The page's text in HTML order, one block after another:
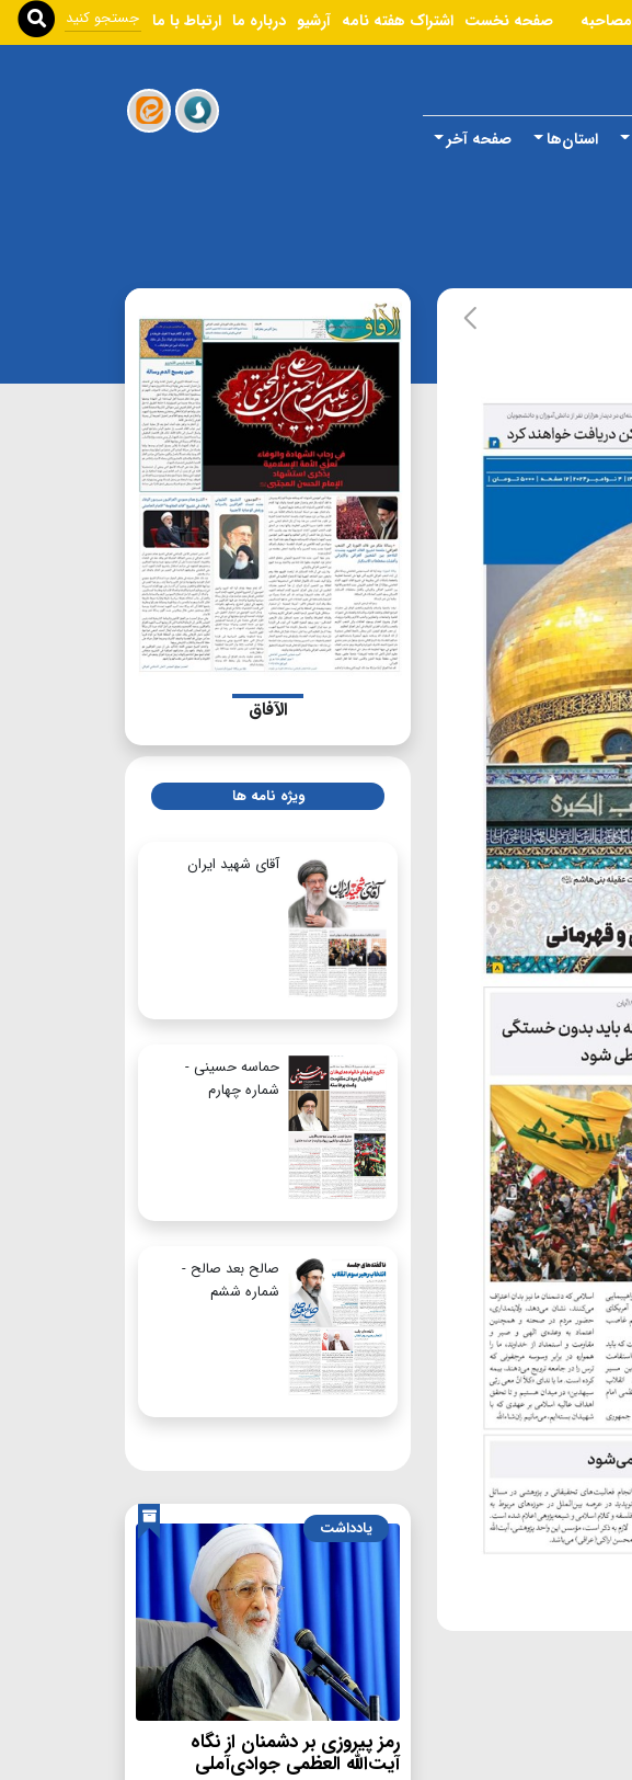
مصاحبه صفحه نخست اشتراک هفته نامه آرشیو درباره ما ارتباط با ما
استان‌ها صفحه آخر
الآفاق
ویژه نامه ها
آقای شهید ایران
حماسه حسینی -
شماره چهارم
صالح بعد صالح -
شماره ششم
یادداشت
رمز پیروزی بر دشمنان از نگاه
آیت‌الله العظمی جوادی‌آملی